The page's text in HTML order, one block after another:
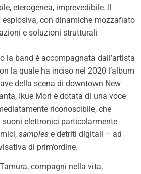
eterogenea, imprevedibile. Il
con dinamiche mozzafiato
e soluzioni strutturali
la band è accompagnata dall’artista
la quale ha inciso nel 2020 l’album
della scena di downtown New
Ikue Mori è dotata di una voce
riconoscibile, che
elettronici particolarmente
samples e detriti digitali – ad
di prim’ordine.
compagni nella vita,